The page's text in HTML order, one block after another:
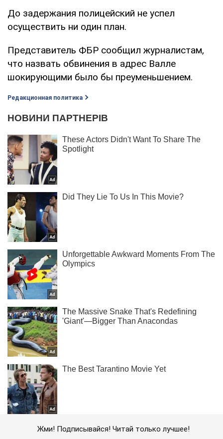
До задержания полицейский не успел
осуществить ни один план.
Представитель ФБР сообщил журналистам,
что назвать обвинения в адрес Валле
шокирующими было бы преуменьшением.
Редакционная политика
Жми! Подписывайся! Читай только лучшее!